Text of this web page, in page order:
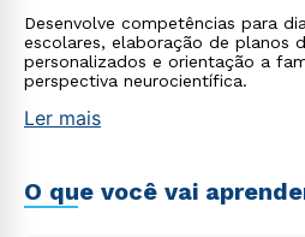
Desenvolve competências para
escolares, elaboração de planos
personalizados e orientação a
perspectiva neurocientífica.
Ler mais
O que você vai